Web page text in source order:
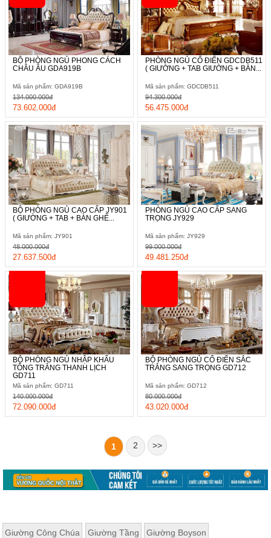
BỘ PHÒNG NGỦ PHONG CÁCH
CHÂU ÂU GDA919B
Mã sản phẩm: GDA919B
73.602.000đ
134.000.000đ
PHÒNG NGỦ CỔ ĐIỂN GDCDB511
( GIƯỜNG + TAB GIƯỜNG + BÀN...
Mã sản phẩm: GDCDB511
56.475.000đ
94.300.000đ
BỘ PHÒNG NGỦ CAO CẤP JY901
( GIƯỜNG + TAB + BÀN GHẾ...
Mã sản phẩm: JY901
27.637.500đ
48.000.000đ
PHÒNG NGỦ CAO CẤP SANG
TRỌNG JY929
Mã sản phẩm: JY929
49.481.250đ
99.000.000đ
BỘ PHÒNG NGỦ NHẬP KHẨU
TÔNG TRẮNG THANH LỊCH
GD711
Mã sản phẩm: GD711
72.090.000đ
140.000.000đ
BỘ PHÒNG NGỦ CỔ ĐIỂN SẮC
TRẮNG SANG TRỌNG GD712
Mã sản phẩm: GD712
43.020.000đ
80.000.000đ
1 2 >>
Giường Công Chúa Giường Tầng Giường Boyson